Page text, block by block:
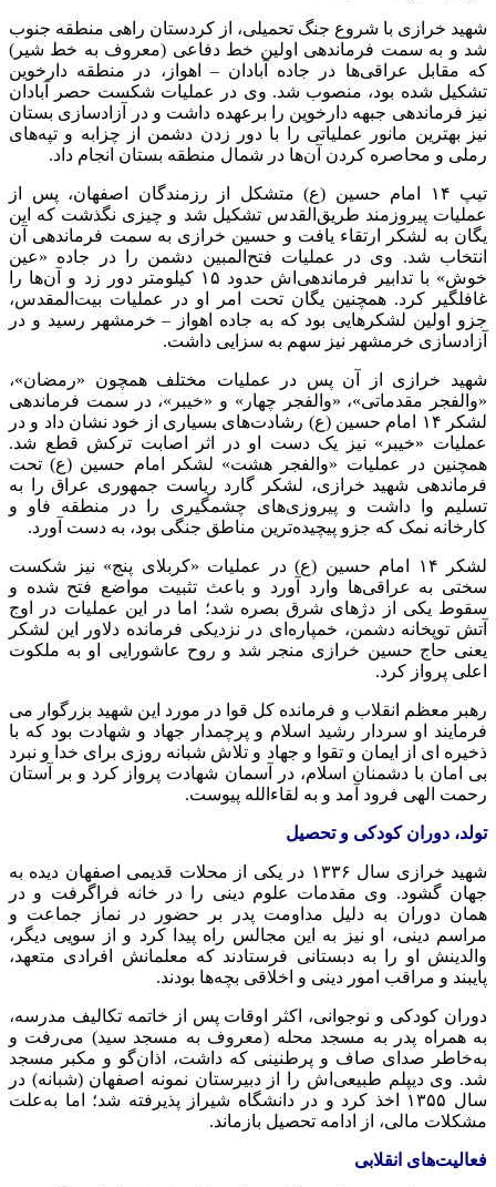
شهید خرازی با شروع جنگ تحمیلی، از کردستان راهی منطقه جنوب
شد و به سمت فرماندهی اولین خط دفاعی (معروف به خط شیر)
که مقابل عراقی‌ها در جاده آبادان – اهواز، در منطقه دارخوین
تشکیل شده بود، منصوب شد. وی در عملیات شکست حصر آبادان
نیز فرماندهی جبهه دارخوین را برعهده داشت و در آزادسازی بستان
نیز بهترین مانور عملیاتی را با دور زدن دشمن از چزابه و تپه‌های
رملی و محاصره کردن آن‌ها در شمال منطقه بستان انجام داد.
تیپ ۱۴ امام حسین (ع) متشکل از رزمندگان اصفهان، پس از
عملیات پیروزمند طریق‌القدس تشکیل شد و چیزی نگذشت که این
یگان به لشکر ارتقاء یافت و حسین خرازی به سمت فرماندهی آن
انتخاب شد. وی در عملیات فتح‌المبین دشمن را در جاده «عین
خوش» با تدابیر فرماندهی‌اش حدود ۱۵ کیلومتر دور زد و آن‌ها را
غافلگیر کرد. همچنین یگان تحت امر او در عملیات بیت‌المقدس،
جزو اولین لشکرهایی بود که به جاده اهواز – خرمشهر رسید و در
آزادسازی خرمشهر نیز سهم به سزایی داشت.
شهید خرازی از آن پس در عملیات مختلف همچون «رمضان»،
«والفجر مقدماتی»، «والفجر چهار» و «خیبر»، در سمت فرماندهی
لشکر ۱۴ امام حسین (ع) رشادت‌های بسیاری از خود نشان داد و در
عملیات «خیبر» نیز یک دست او در اثر اصابت ترکش قطع شد.
همچنین در عملیات «والفجر هشت» لشکر امام حسین (ع) تحت
فرماندهی شهید خرازی، لشکر گارد ریاست جمهوری عراق را به
تسلیم وا داشت و پیروزی‌های چشمگیری را در منطقه فاو و
کارخانه نمک که جزو پیچیده‌ترین مناطق جنگی بود، به دست آورد.
لشکر ۱۴ امام حسین (ع) در عملیات «کربلای پنج» نیز شکست
سختی به عراقی‌ها وارد آورد و باعث تثبیت مواضع فتح شده و
سقوط یکی از دژهای شرق بصره شد؛ اما در این عملیات در اوج
آتش توپخانه دشمن، خمپاره‌ای در نزدیکی فرمانده دلاور این لشکر
یعنی حاج حسین خرازی منجر شد و روح عاشورایی او به ملکوت
اعلی پرواز کرد.
رهبر معظم انقلاب و فرمانده کل قوا در مورد این شهید بزرگوار می
فرمایند او سردار رشید اسلام و پرچمدار جهاد و شهادت بود که با
ذخیره ای از ایمان و تقوا و جهاد و تلاش شبانه روزی برای خدا و نبرد
بی امان با دشمنان اسلام، در آسمان شهادت پرواز کرد و بر آستان
رحمت الهی فرود آمد و به لقاءالله پیوست.
تولد، دوران کودکی و تحصیل
شهید خرازی سال ۱۳۳۶ در یکی از محلات قدیمی اصفهان دیده به
جهان گشود. وی مقدمات علوم دینی را در خانه فراگرفت و در
همان دوران به دلیل مداومت پدر بر حضور در نماز جماعت و
مراسم دینی، او نیز به این مجالس راه پیدا کرد و از سویی دیگر،
والدینش او را به دبستانی فرستادند که معلمانش افرادی متعهد،
پایبند و مراقب امور دینی و اخلاقی بچه‌ها بودند.
دوران کودکی و نوجوانی، اکثر اوقات پس از خاتمه تکالیف مدرسه،
به همراه پدر به مسجد محله (معروف به مسجد سید) می‌رفت و
به‌خاطر صدای صاف و پرطنینی که داشت، اذان‌گو و مکبر مسجد
شد. وی دیپلم طبیعی‌اش را از دبیرستان نمونه اصفهان (شبانه) در
سال ۱۳۵۵ اخذ کرد و در دانشگاه شیراز پذیرفته شد؛ اما به‌علت
مشکلات مالی، از ادامه تحصیل بازماند.
فعالیت‌های انقلابی